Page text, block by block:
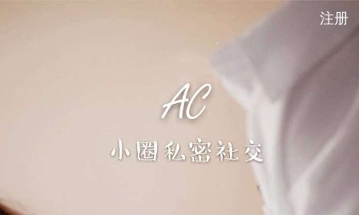
注册